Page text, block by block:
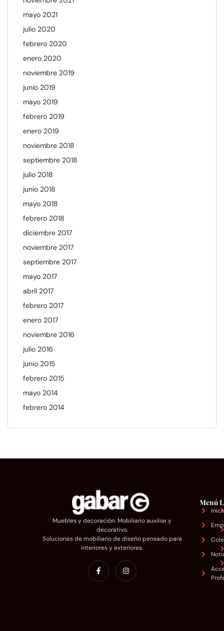
mayo 2021
julio 2020
febrero 2020
enero 2020
noviembre 2019
junio 2019
mayo 2019
febrero 2019
enero 2019
noviembre 2018
septiembre 2018
julio 2018
junio 2018
mayo 2018
febrero 2018
diciembre 2017
noviembre 2017
septiembre 2017
mayo 2017
abril 2017
febrero 2017
enero 2017
noviembre 2016
julio 2016
junio 2015
febrero 2015
mayo 2014
febrero 2014
Muebles y decoración. Mobiliario auxiliar y
decorativo.
Soluciones de mobiliario de diseño pensado para
interiores y exteriores.
Menú